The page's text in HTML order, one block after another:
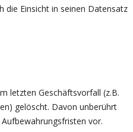
die Einsicht in seinen Datensatz
letzten Geschäftsvorfall (z.B.
gelöscht. Davon unberührt
vor.